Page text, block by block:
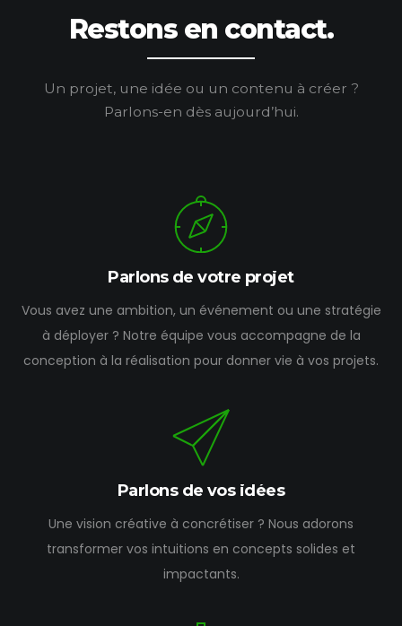
Restons en contact.
Un projet, une idée ou un contenu à créer ?
Parlons-en dès aujourd’hui.
Parlons de votre projet
Vous avez une ambition, un événement ou une stratégie
à déployer ? Notre équipe vous accompagne de la
conception à la réalisation pour donner vie à vos projets.
Parlons de vos idées
Une vision créative à concrétiser ? Nous adorons
transformer vos intuitions en concepts solides et
impactants.